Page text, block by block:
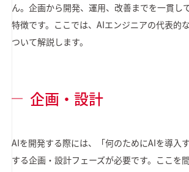
ん。企画から開発、運用、改善までを一貫し
特徴です。ここでは、AIエンジニアの代表的
ついて解説します。
企画・設計
AIを開発する際には、「何のためにAIを導入
する企画・設計フェーズが必要です。ここを